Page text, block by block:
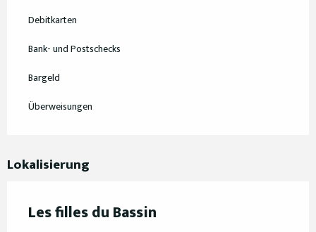
Debitkarten
Bank- und Postschecks
Bargeld
Überweisungen
Lokalisierung
Les filles du Bassin